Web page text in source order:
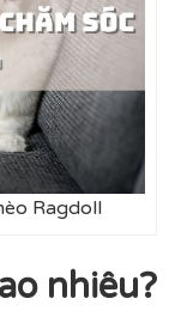
Ragdoll
nhiêu?